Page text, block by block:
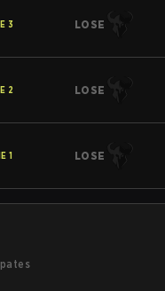
3 LOSE
2 LOSE
1 LOSE